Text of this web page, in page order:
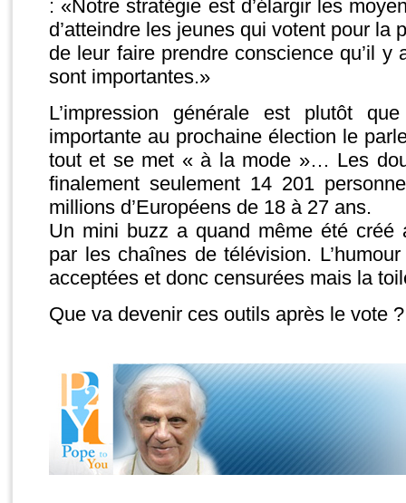
: «Notre stratégie est d’élargir les
d’atteindre les jeunes qui votent pour la
de leur faire prendre conscience qu’il y
sont importantes.»
L’impression générale est plutôt
importante au prochaine élection le
tout et se met « à la mode »… Les
finalement seulement 14 201
millions d’Européens de 18 à 27 ans.
Un mini buzz a quand même été créé
par les chaînes de télévision.
acceptées et donc censurées mais la
Que va devenir ces outils après le vote ?